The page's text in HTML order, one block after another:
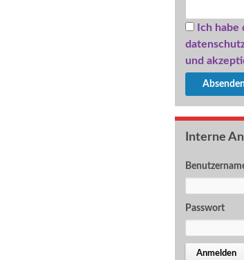
Ich
und
Interne
Passwort